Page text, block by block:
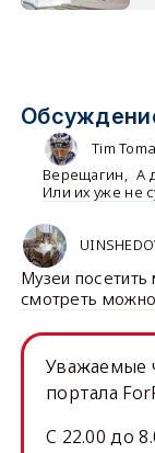
Tim
Верещагин, А
Или их уже не
Музеи посетить
смотреть
Уважаемые
портала
C 22.00 до